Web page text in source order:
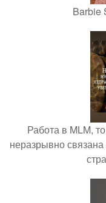
Barbie
Работа в MLM,
неразрывно связана